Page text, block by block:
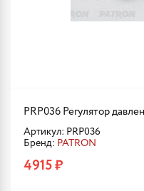
PRP036 Регулятор
Артикул: PRP036
Бренд: PATRON
4915 ₽